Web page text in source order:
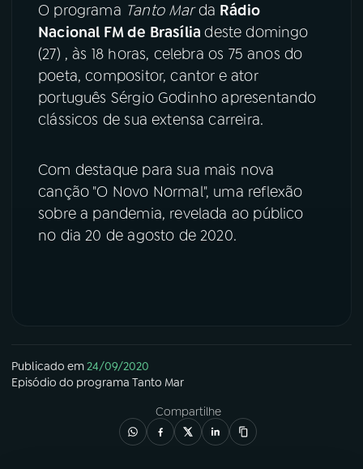
07ÚLTIMAS
FESTIVAL DE MÚSICA
YouTube Facebook
Instagram X
O programa Tanto Marda Rádio
Nacional FM de Brasíliadeste domingo
(27) , às 18 horas, celebra os 75 anos do
poeta, compositor, cantor e ator
português Sérgio Godinho apresentando
clássicos de sua extensa carreira.
Com destaque para sua mais nova
canção "O Novo Normal", uma reflexão
sobre a pandemia, revelada ao público
no dia 20 de agosto de 2020.
Publicado em24/09/2020
Episódio do programa Tanto Mar
Compartilhe